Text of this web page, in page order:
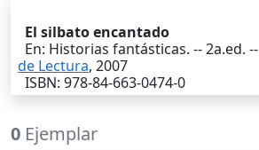
El silbato encantado
En: Historias fantásticas. -- 2a.ed. --
de Lectura, 2007
ISBN: 978-84-663-0474-0
0 Ejemplar